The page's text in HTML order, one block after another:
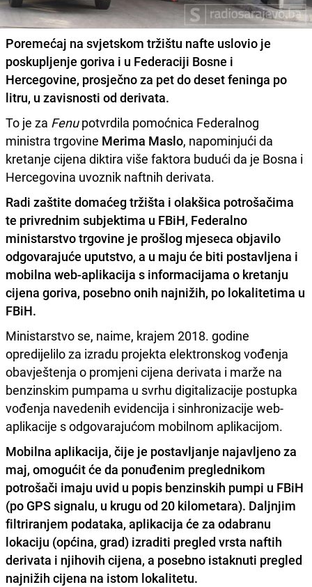
Poremećaj na svjetskom tržištu nafte uslovio je
poskupljenje goriva i u Federaciji Bosne i
Hercegovine, prosječnoza pet do deset feninga po
litru, u zavisnosti od derivata.
To je za Fenupotvrdila pomoćnica Federalnog
ministra trgovine Merima Maslo, napominjući da
kretanje cijena diktira više faktora budući da je Bosna i
Hercegovina uvoznik naftnih derivata.
Radi zaštite domaćeg tržišta i olakšica potrošačima
te privrednim subjektima u FBiH, Federalno
ministarstvo trgovine je prošlog mjeseca objavilo
odgovarajuće uputstvo, a u maju će biti postavljena i
mobilna web-aplikacija s informacijama o kretanju
cijena goriva, posebno onih najnižih, po lokalitetima u
FBiH.
Ministarstvo se, naime, krajem 2018. godine
opredijelilo za izradu projekta elektronskog vođenja
obavještenja o promjeni cijena derivata i marže na
benzinskim pumpama u svrhu digitalizacije postupka
vođenja navedenih evidencija i sinhronizacije web-
aplikacije s odgovarajućom mobilnom aplikacijom.
Mobilna aplikacija, čije je postavljanje najavljeno za
maj, omogućit će da ponuđenim preglednikom
potrošači imaju uvid u popis benzinskih pumpi u FBiH
(po GPS signalu, u krugu od 20 kilometara). Daljnjim
filtriranjem podataka, aplikacija će za odabranu
lokaciju (općina, grad) izraditi pregled vrsta naftih
derivata i njihovih cijena, a posebno istaknuti pregled
najnižih cijena na istom lokalitetu.